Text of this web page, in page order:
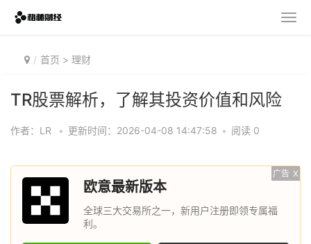
首页 > 理财
TR股票解析，了解其投资价值和风险
作者：LR • 更新时间：2026-04-08 14:47:58 • 阅读 0
广告 X
欧意最新版本
全球三大交易所之一，新用户注册即领专属福
利。